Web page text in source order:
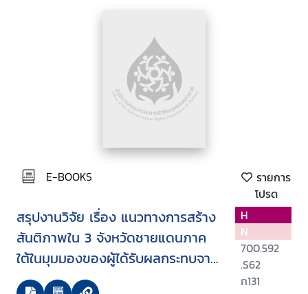
E-BOOKS
รายการ
โปรด
สรุปงานวิจัย เรื่อง แนวทางการสร้าง
สันติภาพใน 3 จังหวัดชายแดนภาค
ใต้ในมุมมองของผู้ได้รับผลกระทบจาก
ความรุนแรง
H
N
700.592
.S62
ก131